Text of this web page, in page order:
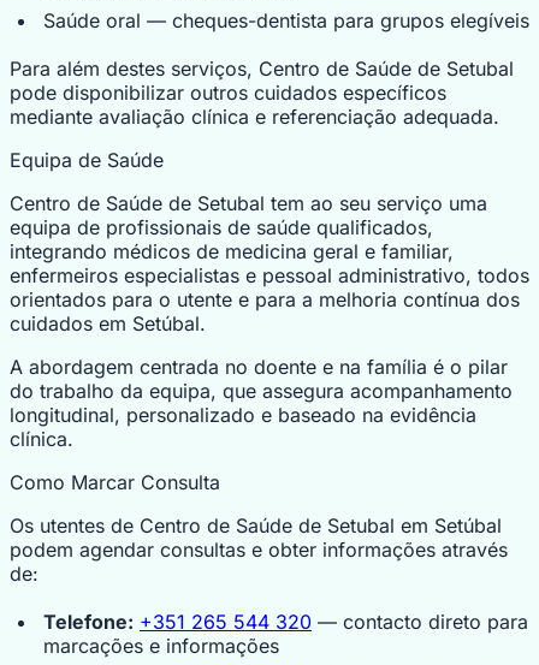
Saúde oral — cheques-dentista para grupos elegíveis
Para além destes serviços, Centro de Saúde de Setubal
pode disponibilizar outros cuidados específicos
mediante avaliação clínica e referenciação adequada.
Equipa de Saúde
Centro de Saúde de Setubal tem ao seu serviço uma
equipa de profissionais de saúde qualificados,
integrando médicos de medicina geral e familiar,
enfermeiros especialistas e pessoal administrativo, todos
orientados para o utente e para a melhoria contínua dos
cuidados em Setúbal.
A abordagem centrada no doente e na família é o pilar
do trabalho da equipa, que assegura acompanhamento
longitudinal, personalizado e baseado na evidência
clínica.
Como Marcar Consulta
Os utentes de Centro de Saúde de Setubal em Setúbal
podem agendar consultas e obter informações através
de:
Telefone: +351 265 544 320 — contacto direto para
marcações e informações